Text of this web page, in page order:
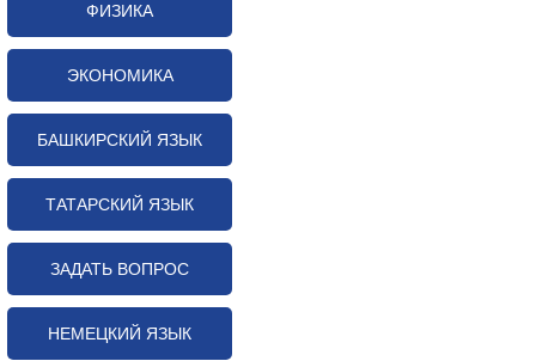
ФИЗИКА
ЭКОНОМИКА
БАШКИРСКИЙ ЯЗЫК
ТАТАРСКИЙ ЯЗЫК
ЗАДАТЬ ВОПРОС
НЕМЕЦКИЙ ЯЗЫК